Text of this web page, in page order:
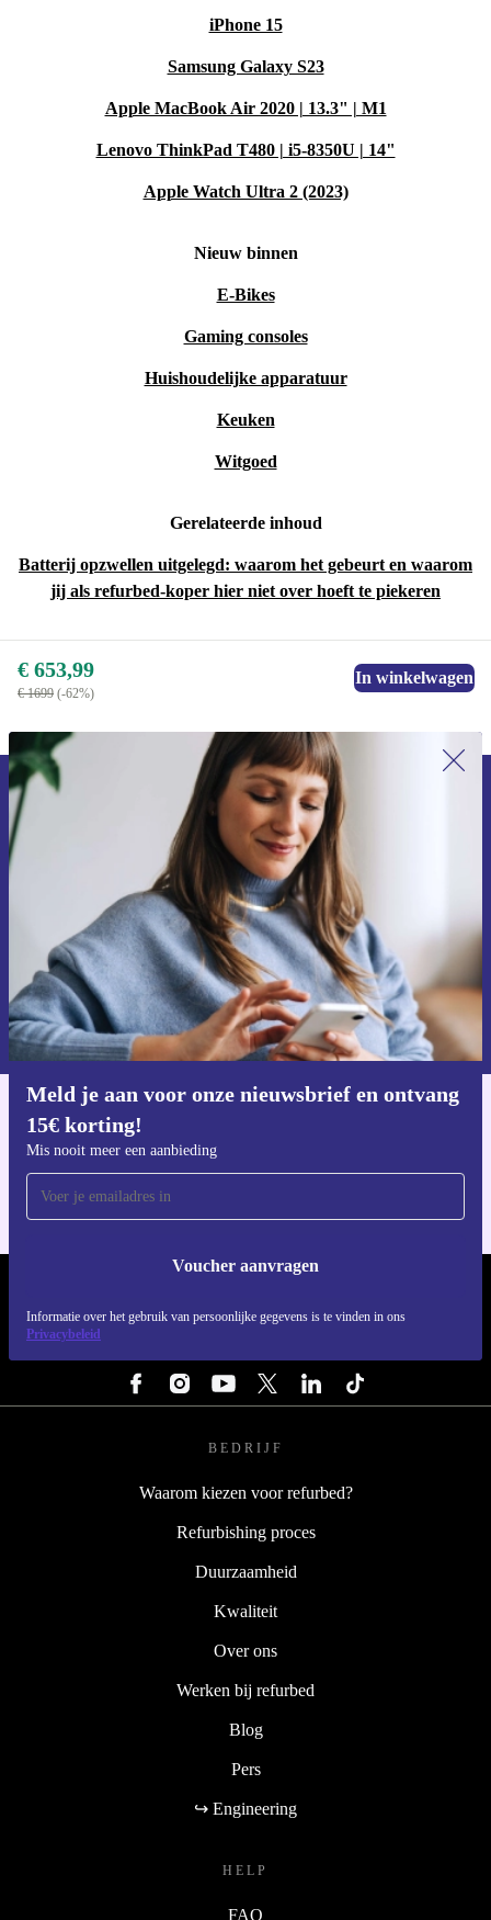
iPhone 15
Samsung Galaxy S23
Apple MacBook Air 2020 | 13.3" | M1
Lenovo ThinkPad T480 | i5-8350U | 14"
Apple Watch Ultra 2 (2023)
Nieuw binnen
E-Bikes
Gaming consoles
Huishoudelijke apparatuur
Keuken
Witgoed
Gerelateerde inhoud
Batterij opzwellen uitgelegd: waarom het gebeurt en waarom
jij als refurbed-koper hier niet over hoeft te piekeren
€ 653,99
€ 1699 (-62%)
In winkelwagen
Meld je aan voor onze nieuwsbrief en ontvang
15€ korting!
Mis nooit meer een aanbieding
Voucher aanvragen
Informatie over het gebruik van persoonlijke gegevens is te vinden in ons
Privacybeleid
Meld je aan voor onze nieuwsbrief en
ontvang €15 korting!
Mis nooit meer een aanbieding.
Voucher aanvragen
Informatie over het gebruik van persoonsgegevens vind je in ons
privacybeleid.
Voor iOS en Android
BEDRIJF
Waarom kiezen voor refurbed?
Refurbishing proces
Duurzaamheid
Kwaliteit
Over ons
Werken bij refurbed
Blog
Pers
↪ Engineering
HELP
FAQ